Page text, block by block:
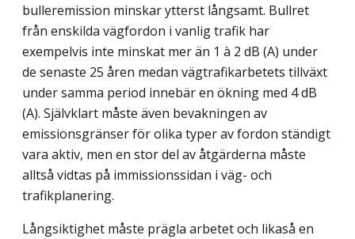
bulleremission minskar ytterst långsamt. Bullret
från enskilda vägfordon i vanlig trafik har
exempelvis inte minskat mer än 1 à 2 dB (A) under
de senaste 25 åren medan vägtrafikarbetets tillväxt
under samma period innebär en ökning med 4 dB
(A). Självklart måste även bevakningen av
emissionsgränser för olika typer av fordon ständigt
vara aktiv, men en stor del av åtgärderna måste
alltså vidtas på immissionssidan i väg- och
trafikplanering.
Långsiktighet måste prägla arbetet och likaså en